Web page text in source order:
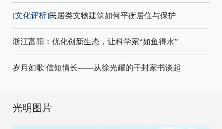
[文化评析]民居类文物建筑如何平衡居住与保护
浙江富阳：优化创新生态，让科学家“如鱼得水”
岁月如歌 信短情长——从徐光耀的千封家书谈起
光明图片